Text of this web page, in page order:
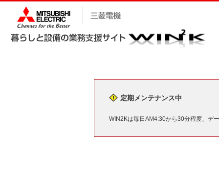
定期メンテナンス中
WIN2Kは毎日AM4:30から30分程度、デ